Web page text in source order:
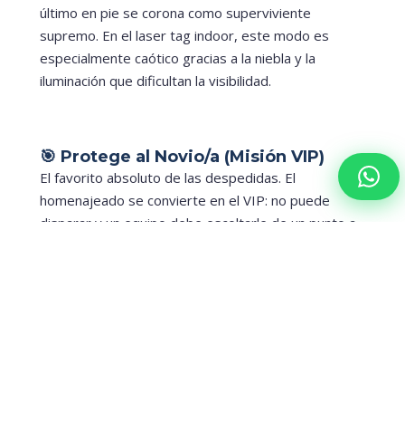
último en pie se corona como superviviente
supremo. En el laser tag indoor, este modo es
especialmente caótico gracias a la niebla y la
iluminación que dificultan la visibilidad.
🎯 Protege al Novio/a (Misión VIP)
El favorito absoluto de las despedidas. El
homenajeado se convierte en el VIP: no puede
disparar y un equipo debe escoltarle de un punto a